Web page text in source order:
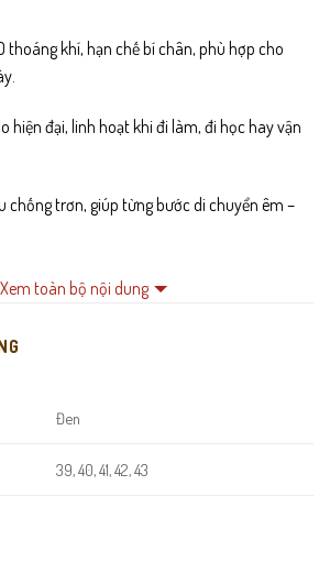
thoáng khí, hạn chế bí chân, phù hợp cho
hiện đại, linh hoạt khi đi làm, đi học hay vận
chống trơn, giúp từng bước di chuyển êm –
dễ mang và điều chỉnh ôm chân chuẩn form.
mang lâu không bị mỏi chân.
Xem toàn bộ nội dung
Đen
39, 40, 41, 42, 43